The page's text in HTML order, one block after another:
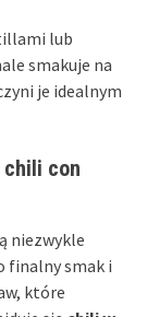
lub
smakuje na
je idealnym
chili con
niezwykle
finalny smak i
które